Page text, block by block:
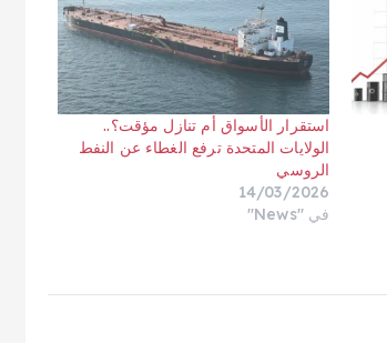
استقرار الأسواق أم تنازل مؤقت؟..
الولايات المتحدة ترفع الغطاء عن النفط
الروسي
14/03/2026
في "News"